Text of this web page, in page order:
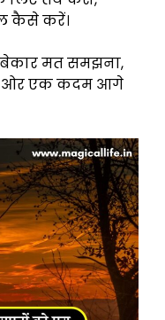
कैसे करें।
मत समझना,
ओर एक कदम आगे